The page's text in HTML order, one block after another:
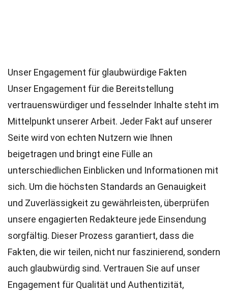
Unser Engagement für glaubwürdige Fakten
Unser Engagement für die Bereitstellung
vertrauenswürdiger und fesselnder Inhalte steht im
Mittelpunkt unserer Arbeit. Jeder Fakt auf unserer
Seite wird von echten Nutzern wie Ihnen
beigetragen und bringt eine Fülle an
unterschiedlichen Einblicken und Informationen mit
sich. Um die höchsten Standards an Genauigkeit
und Zuverlässigkeit zu gewährleisten, überprüfen
unsere engagierten Redakteure jede Einsendung
sorgfältig. Dieser Prozess garantiert, dass die
Fakten, die wir teilen, nicht nur faszinierend, sondern
auch glaubwürdig sind. Vertrauen Sie auf unser
Engagement für Qualität und Authentizität,